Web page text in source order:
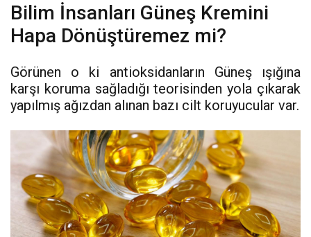
Bilim İnsanları Güneş Kremini
Hapa Dönüştüremez mi?
Görünen o ki antioksidanların Güneş ışığına
karşı koruma sağladığı teorisinden yola çıkarak
yapılmış ağızdan alınan bazı cilt koruyucular var.